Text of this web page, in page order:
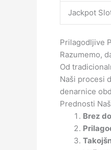
Jackpot
Prilagodljive
Razumemo,
Od
Naši procesi
denarnice
Prednosti
Brez